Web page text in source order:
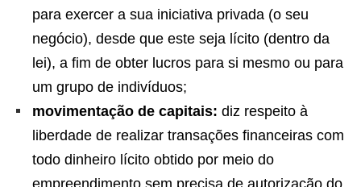
para exercer a sua iniciativa privada (o seu
negócio), desde que este seja lícito (dentro da
lei), a fim de obter lucros para si mesmo ou para
um grupo de indivíduos;
movimentação de capitais: diz respeito à
liberdade de realizar transações financeiras com
todo dinheiro lícito obtido por meio do